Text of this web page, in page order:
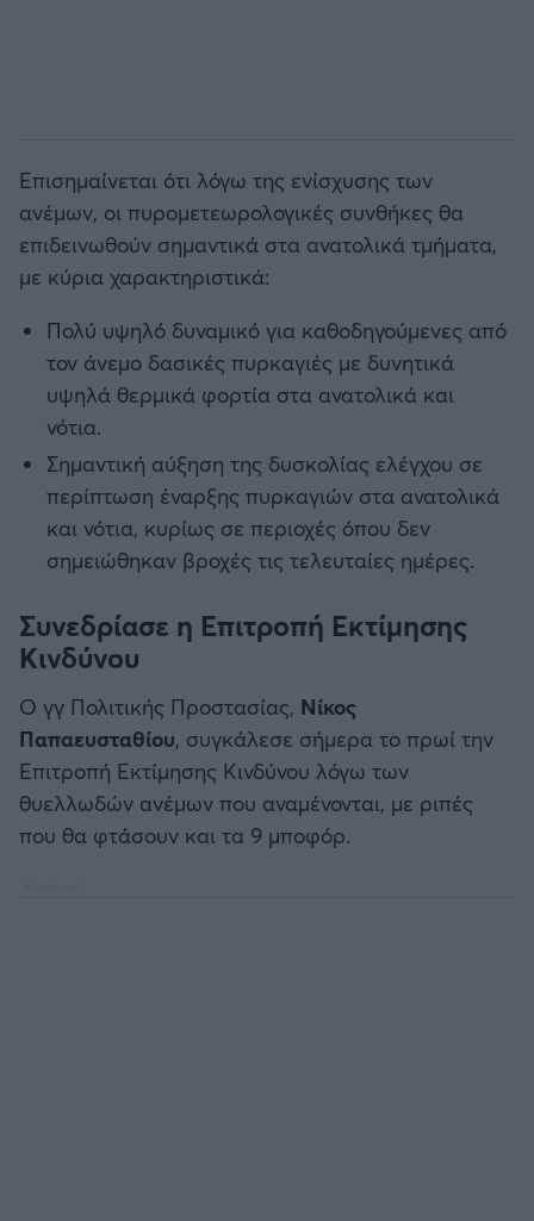
Επισημαίνεται ότι λόγω της ενίσχυσης των
ανέμων, οι πυρομετεωρολογικές συνθήκες θα
επιδεινωθούν σημαντικά στα ανατολικά τμήματα,
με κύρια χαρακτηριστικά:
Πολύ υψηλό δυναμικό για καθοδηγούμενες από
τον άνεμο δασικές πυρκαγιές με δυνητικά
υψηλά θερμικά φορτία στα ανατολικά και
νότια.
Σημαντική αύξηση της δυσκολίας ελέγχου σε
περίπτωση έναρξης πυρκαγιών στα ανατολικά
και νότια, κυρίως σε περιοχές όπου δεν
σημειώθηκαν βροχές τις τελευταίες ημέρες.
Συνεδρίασε η Επιτροπή Εκτίμησης
Κινδύνου
Ο γγ Πολιτικής Προστασίας, Νίκος
Παπαευσταθίου, συγκάλεσε σήμερα το πρωί την
Επιτροπή Εκτίμησης Κινδύνου λόγω των
θυελλωδών ανέμων που αναμένονται, με ριπές
που θα φτάσουν και τα 9 μποφόρ.